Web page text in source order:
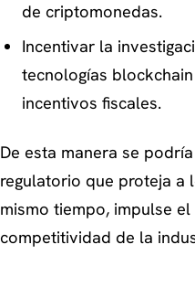
de criptomonedas.
Incentivar la
tecnologías
incentivos fiscales.
De esta manera se
regulatorio que proteja a
mismo tiempo, impulse
competitividad de la